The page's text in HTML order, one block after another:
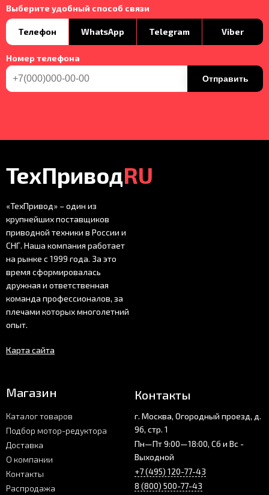
Выберите удобный способ связи
Телефон WhatsApp Telegram Viber
Номер телефона
Отправить
ТехПриводRU
«ТехПривод» – один из
крупнейших поставщиков
приводной техники в России и
СНГ. Наша компания работает
на рынке с 1999 года. За это
время сформировалась
дружная и ответственная
команда профессионалов, за
плечами которых многолетний
опыт.
Карта сайта
Магазин
Каталог товаров
Подбор мотор-редуктора
Доставка
О компании
Контакты
Распродажа
Контакты
г. Москва, Огородный проезд, д.
9б, стр. 1
Пн—Пт 9:00—18:00, Сб и Вс -
Выходной
+7 (495) 120-77-43
8 (800) 500-77-43